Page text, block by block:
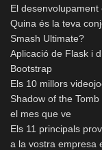
El
Quina és la teva
Smash Ultimate?
Aplicació de Flask i
Bootstrap
Els 10 millors
Shadow of the
el mes que ve
Els 11 principals
a la vostra empresa